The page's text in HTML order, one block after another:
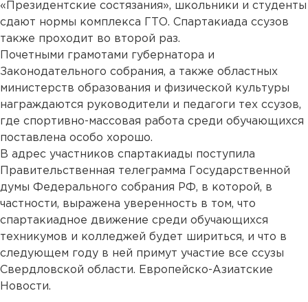
«Президентские состязания», школьники и студенты
сдают нормы комплекса ГТО. Спартакиада ссузов
также проходит во второй раз.
Почетными грамотами губернатора и
Законодательного собрания, а также областных
министерств образования и физической культуры
награждаются руководители и педагоги тех ссузов,
где спортивно-массовая работа среди обучающихся
поставлена особо хорошо.
В адрес участников спартакиады поступила
Правительственная телеграмма Государственной
думы Федерального собрания РФ, в которой, в
частности, выражена уверенность в том, что
спартакиадное движение среди обучающихся
техникумов и колледжей будет шириться, и что в
следующем году в ней примут участие все ссузы
Свердловской области. Европейско-Азиатские
Новости.